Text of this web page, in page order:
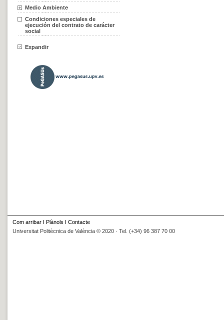
Medio Ambiente
Condiciones especiales de
ejecución del contrato de carácter
social
Expandir
Com arribar I Plànols I Contacte
Universitat Politècnica de València © 2020 · Tel. (+34) 96 387 70 00